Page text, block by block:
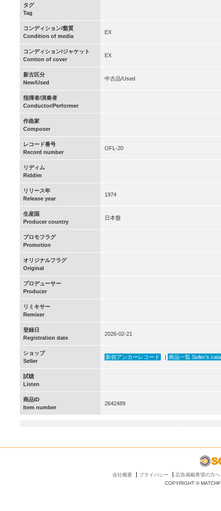
タグ
Tag
コンディション/盤質
Condition of media
EX
コンディション/ジャケット
Contion of cover
EX
新古区分
New/Used
中古品/Used
指揮者/演奏者
Conductor/Performer
作曲家
Composer
レコード番号
Record number
OFL-20
リディム
Riddim
リリース年
Release year
1974
生産国
Producer country
日本盤
プロモフラグ
Promotion
オリジナルフラグ
Original
プロデューサー
Producer
リミキサー
Remixer
登録日
Registration date
2026-02-21
ショップ
Seller
新宿アンカーレコード | 商品一覧 Seller’s
試聴
Listen
商品ID
Item number
2642489
会社概要 プライバシー
広告掲載希望の方へ
COPYRIGHT ©